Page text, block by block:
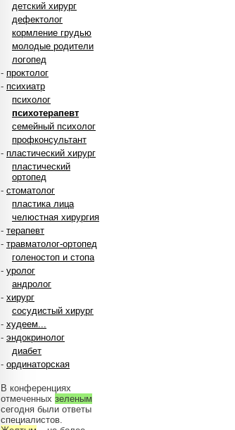
детский хирург
дефектолог
кормление грудью
молодые родители
логопед
- проктолог
- психиатр
психолог
психотерапевт
семейный психолог
профконсультант
- пластический хирург
пластический
ортопед
- стоматолог
пластика лица
челюстная хирургия
- терапевт
- травматолог-ортопед
голеностоп и стопа
- уролог
андролог
- хирург
сосудистый хирург
- худеем...
- эндокринолог
диабет
- ординаторская
В конференциях
отмеченных зеленым
сегодня были ответы
специалистов.